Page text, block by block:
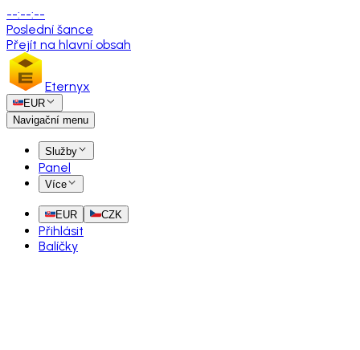
--:--:--
Poslední šance
Přejít na hlavní obsah
Eternyx
EUR
Navigační menu
Služby
Panel
Více
EUR CZK
Přihlásit
Balíčky